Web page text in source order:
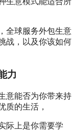
全球服务外包生意
战，以及你该如何
力
意能否为你带来持
质的生活，
际上是你需要学